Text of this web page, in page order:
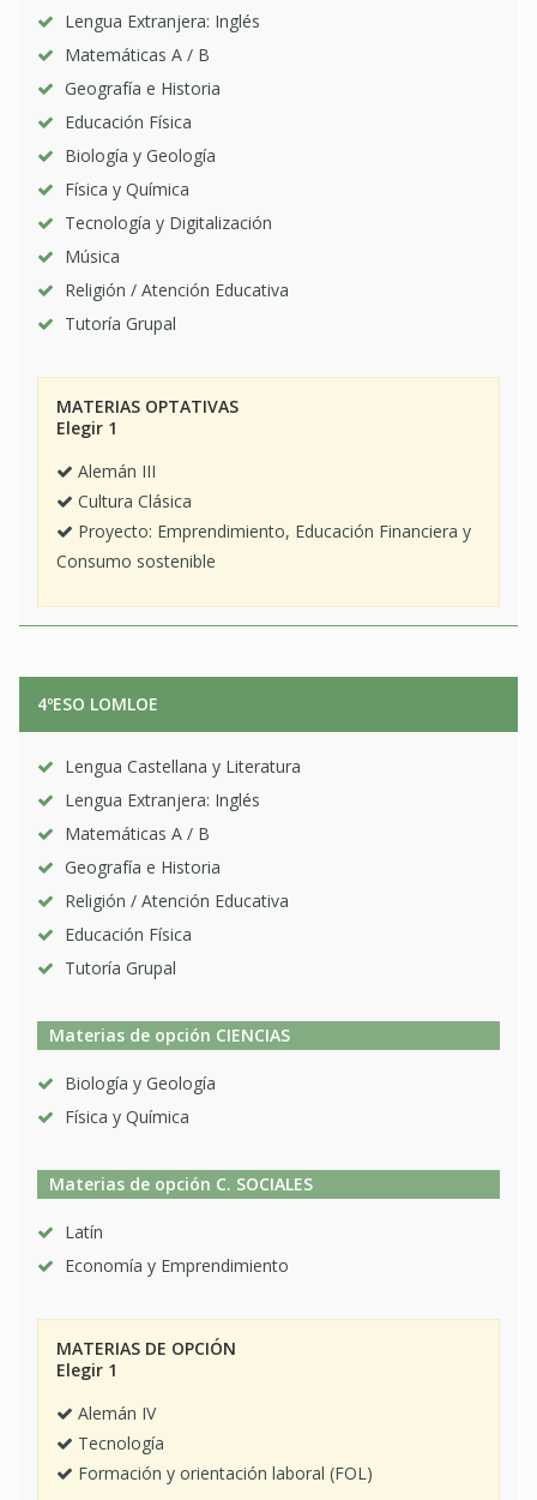
Lengua Extranjera: Inglés
Matemáticas A / B
Geografía e Historia
Educación Física
Biología y Geología
Física y Química
Tecnología y Digitalización
Música
Religión / Atención Educativa
Tutoría Grupal
MATERIAS OPTATIVAS
Elegir 1
Alemán III
Cultura Clásica
Proyecto: Emprendimiento, Educación Financiera y
Consumo sostenible
4ºESO LOMLOE
Lengua Castellana y Literatura
Lengua Extranjera: Inglés
Matemáticas A / B
Geografía e Historia
Religión / Atención Educativa
Educación Física
Tutoría Grupal
Materias de opción CIENCIAS
Biología y Geología
Física y Química
Materias de opción C. SOCIALES
Latín
Economía y Emprendimiento
MATERIAS DE OPCIÓN
Elegir 1
Alemán IV
Tecnología
Formación y orientación laboral (FOL)